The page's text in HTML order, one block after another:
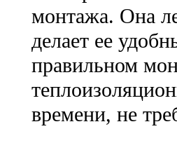
монтажа. Она
делает ее
правильном
времени, не